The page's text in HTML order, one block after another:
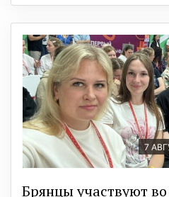
7
Брянцы участвуют